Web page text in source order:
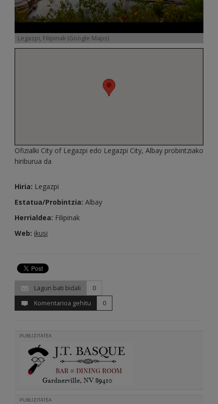
Legazpi, Filipinak (Google Maps)
Ofizialki City of Legazpi edo Legazpi City, Albay probintziako
hiriburua da
Hiria: Legazpi
Estatua/Probintzia: Albay
Herrialdea: Filipinak
Web: ikusi
Lagun bati bidali
0
Komentarioa gehitu
0
PUBLIZITATEA
PUBLIZITATEA